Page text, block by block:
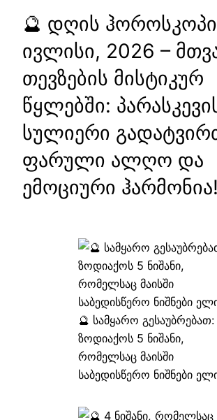
🔮 დღის
ივლისი, 2026 –
თევზების მისტიკურ
წყლებში:
სულიერი
ფარული ალღო და
ემოციური ჰარმონია!
🔮 სამყარო გესაუბრებათ:
ზოდიაქოს 5 ნიშანი,
რომელსაც მაისში
საბედისწერო ნიშნები